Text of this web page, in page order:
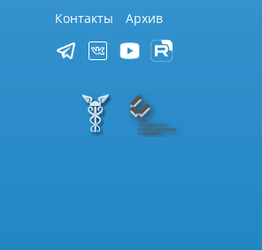
Контакты
Архив